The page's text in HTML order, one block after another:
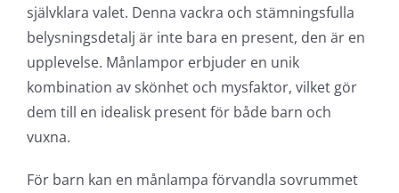
självklara valet. Denna vackra och stämningsfulla
belysningsdetalj är inte bara en present, den är en
upplevelse. Månlampor erbjuder en unik
kombination av skönhet och mysfaktor, vilket gör
dem till en idealisk present för både barn och
vuxna.
För barn kan en månlampa förvandla sovrummet